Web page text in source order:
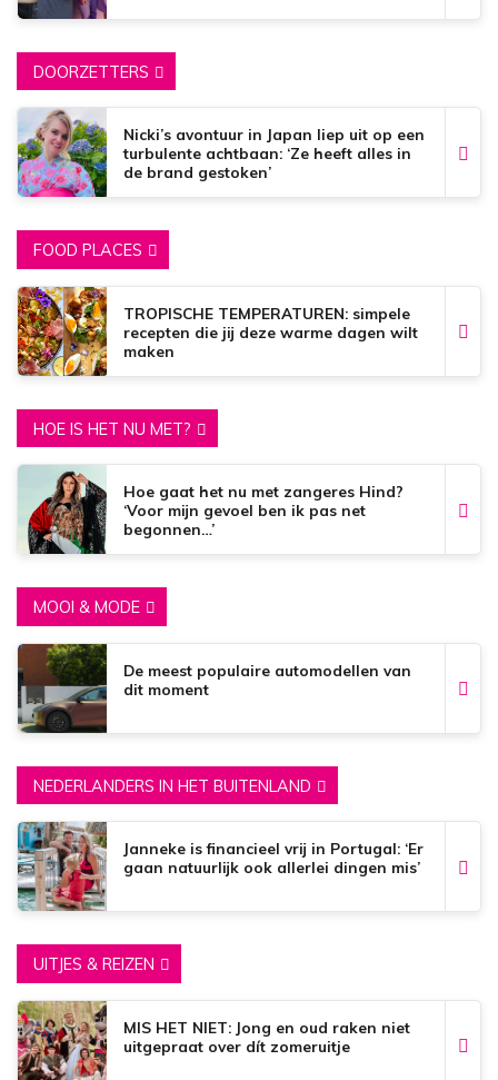
DOORZETTERS
Nicki’s avontuur in Japan liep uit op een
turbulente achtbaan: ‘Ze heeft alles in
de brand gestoken’
FOOD PLACES
TROPISCHE TEMPERATUREN: simpele
recepten die jij deze warme dagen wilt
maken
HOE IS HET NU MET?
Hoe gaat het nu met zangeres Hind?
‘Voor mijn gevoel ben ik pas net
begonnen…’
MOOI & MODE
De meest populaire automodellen van
dit moment
NEDERLANDERS IN HET BUITENLAND
Janneke is financieel vrij in Portugal: ‘Er
gaan natuurlijk ook allerlei dingen mis’
UITJES & REIZEN
MIS HET NIET: Jong en oud raken niet
uitgepraat over dít zomeruitje